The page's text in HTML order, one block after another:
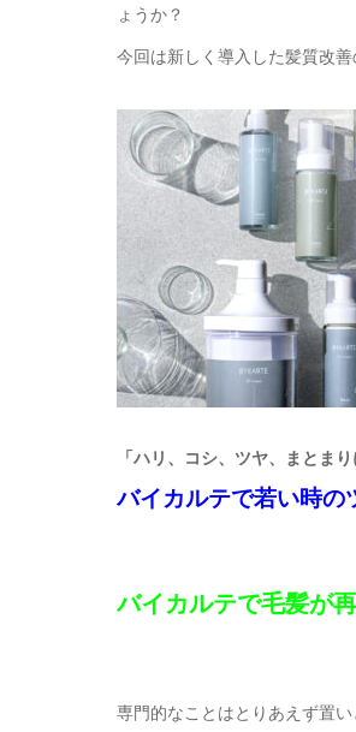
ょうか？
今回は新しく導入した髪質改
「ハリ、コシ、ツヤ、まとまり
バイカルテで若い時の
バイカルテで毛髪が
専門的なことはとりあえず置